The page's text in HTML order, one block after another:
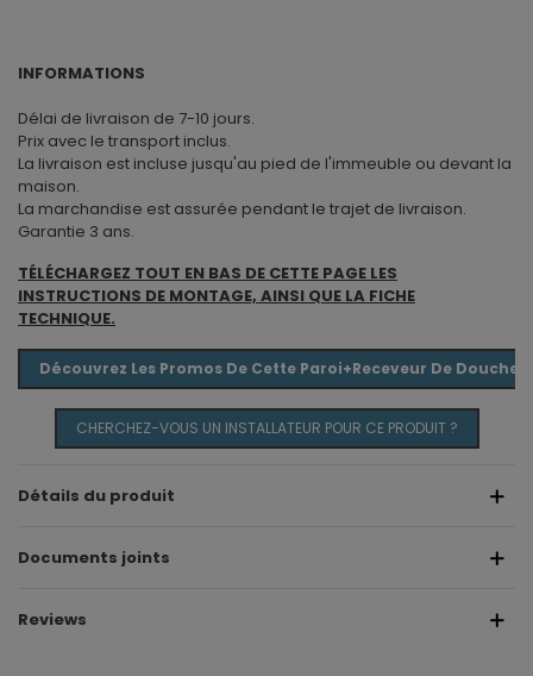
INFORMATIONS
Délai de livraison de 7-10 jours.
Prix avec le transport inclus.
La livraison est incluse jusqu'au pied de l'immeuble ou devant la
maison.
La marchandise est assurée pendant le trajet de livraison.
Garantie 3 ans.
TÉLÉCHARGEZ TOUT EN BAS DE CETTE PAGE LES
INSTRUCTIONS DE MONTAGE, AINSI QUE LA FICHE
TECHNIQUE.
Découvrez Les Promos De Cette Paroi+receveur De Douche
CHERCHEZ-VOUS UN INSTALLATEUR POUR CE PRODUIT ?
Détails du produit
Documents joints
Reviews